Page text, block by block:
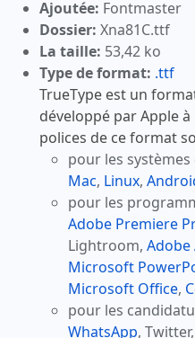
Ajoutée: Fontmaster
Dossier: Xna81C.ttf
La taille: 53,42 ko
Type de format: .ttf
TrueType est un
développé par Apple à
polices de ce format
pour les
Mac, Linux,
pour les
Adobe Premiere
Lightroom,
Microsoft
Microsoft Office,
pour les
WhatsApp, Twitter,